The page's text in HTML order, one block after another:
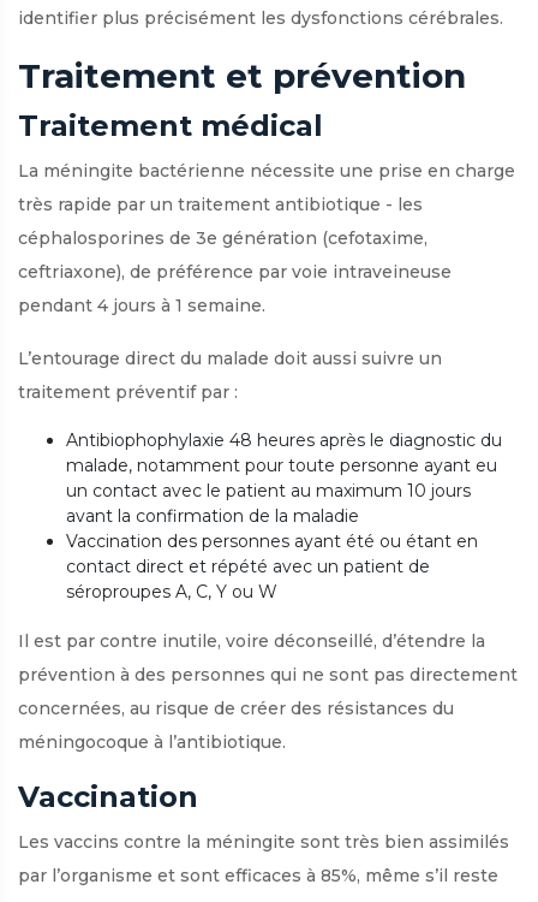
identifier plus précisément les dysfonctions cérébrales.
Traitement et prévention
Traitement médical
La méningite bactérienne nécessite une prise en charge
très rapide par un traitement antibiotique - les
céphalosporines de 3e génération (cefotaxime,
ceftriaxone), de préférence par voie intraveineuse
pendant 4 jours à 1 semaine.
L’entourage direct du malade doit aussi suivre un
traitement préventif par :
Antibiophophylaxie 48 heures après le diagnostic du
malade, notamment pour toute personne ayant eu
un contact avec le patient au maximum 10 jours
avant la confirmation de la maladie
Vaccination des personnes ayant été ou étant en
contact direct et répété avec un patient de
séroproupes A, C, Y ou W
Il est par contre inutile, voire déconseillé, d’étendre la
prévention à des personnes qui ne sont pas directement
concernées, au risque de créer des résistances du
méningocoque à l’antibiotique.
Vaccination
Les vaccins contre la méningite sont très bien assimilés
par l’organisme et sont efficaces à 85%, même s’il reste